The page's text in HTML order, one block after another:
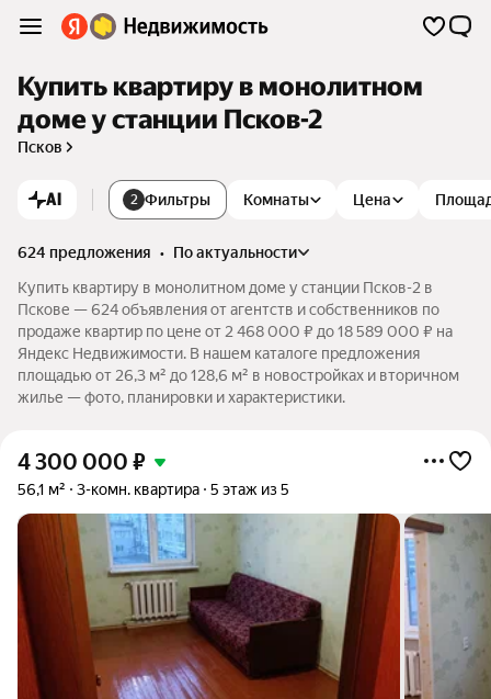
Купить квартиру в монолитном
доме у станции Псков-2
Псков
AI 2 Фильтры Комнаты Цена
624 предложения •
по актуальности
Купить квартиру в монолитном доме у станции Псков-2 в
Пскове — 624 объявления от агентств и собственников по
продаже квартир по цене от 2 468 000 ₽ до 18 589 000 ₽ на
Яндекс Недвижимости. В нашем каталоге предложения
площадью от 26,3 м² до 128,6 м² в новостройках и вторичном
жилье — фото, планировки и характеристики.
4 300 000 ₽
56,1 м² 3-комн. квартира 5 этаж из 5